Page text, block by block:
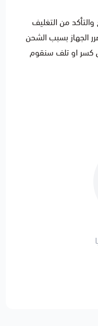
كسر او تلف سنقوم